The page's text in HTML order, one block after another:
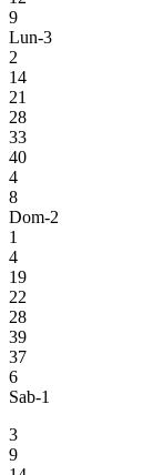
9
Lun-3
2
14
21
28
33
40
4
8
Dom-2
1
4
19
22
28
39
37
6
Sab-1
3
9